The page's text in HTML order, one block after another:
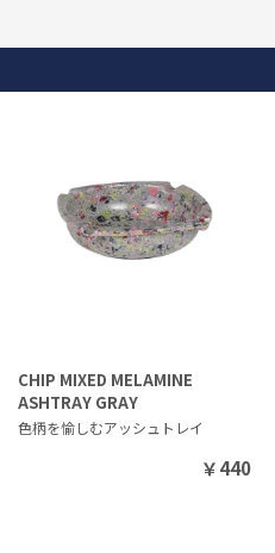
CHIP MIXED MELAMINE
ASHTRAY GRAY
色柄を愉しむアッシュトレイ
￥440